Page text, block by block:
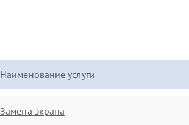
Наименование услуги
Замена экрана